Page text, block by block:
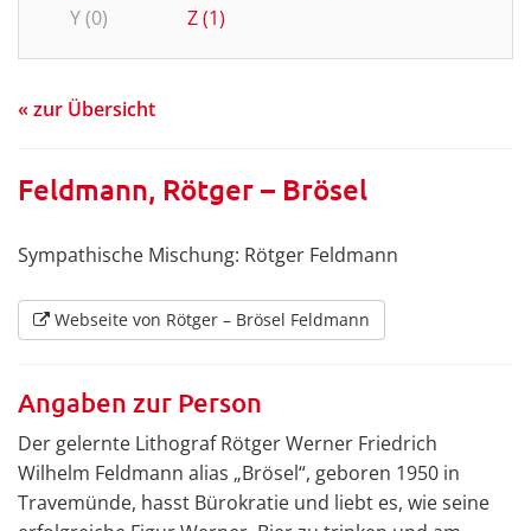
Y (0)
Z (1)
« zur Übersicht
Feldmann, Rötger – Brösel
Sympathische Mischung: Rötger Feldmann
Webseite von Rötger – Brösel Feldmann
Angaben zur Person
Der gelernte Lithograf Rötger Werner Friedrich
Wilhelm Feldmann alias „Brösel“, geboren 1950 in
Travemünde, hasst Bürokratie und liebt es, wie seine